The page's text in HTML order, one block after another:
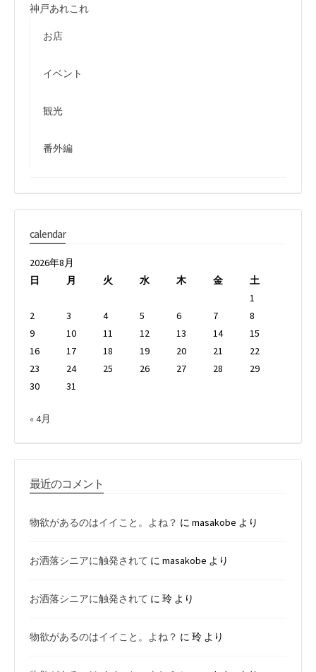
神戸あれこれ
お店
イベント
観光
番外編
calendar
2026年8月
日
月 火 水 木 金
土
1
2
3 4 5 6 7
8
9
10 11 12 13 14
15
16
17 18 19 20 21
22
23
24 25 26 27 28
29
30
31
« 4月
最近のコメント
物欲があるのはイイこと。よね？ に masakobe より
お洒落シニアに触発されて に masakobe より
お洒落シニアに触発されて に 玲 より
物欲があるのはイイこと。よね？ に 玲 より